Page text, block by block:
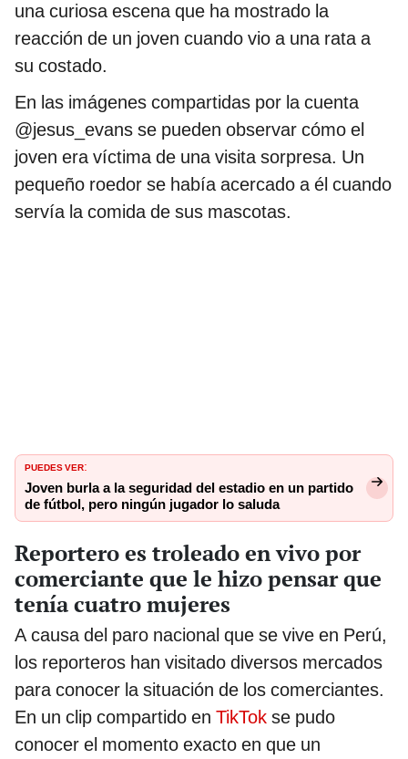
una curiosa escena que ha mostrado la
reacción de un joven cuando vio a una rata a
su costado.
En las imágenes compartidas por la cuenta
@jesus_evans se pueden observar cómo el
joven era víctima de una visita sorpresa. Un
pequeño roedor se había acercado a él cuando
servía la comida de sus mascotas.
PUEDES VER:
Joven burla a la seguridad del estadio en un partido
de fútbol, pero ningún jugador lo saluda
Reportero es troleado en vivo por
comerciante que le hizo pensar que
tenía cuatro mujeres
A causa del paro nacional que se vive en Perú,
los reporteros han visitado diversos mercados
para conocer la situación de los comerciantes.
En un clip compartido en TikTok se pudo
conocer el momento exacto en que un